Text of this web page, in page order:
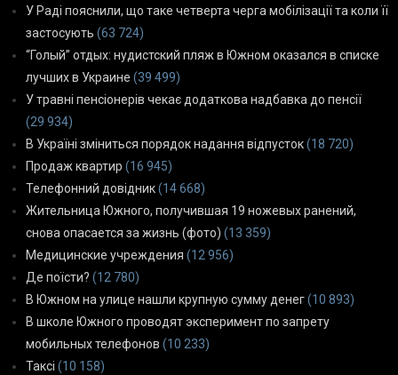
У Раді пояснили, що таке четверта черга мобілізації та коли її
застосують (63 724)
“Голый” отдых: нудистский пляж в Южном оказался в списке
лучших в Украине (39 499)
У травні пенсіонерів чекає додаткова надбавка до пенсії
(29 934)
В Україні зміниться порядок надання відпусток(18 720)
Продаж квартир (16 945)
Телефонний довідник(14 668)
Жительница Южного, получившая 19 ножевых ранений,
снова опасается за жизнь (фото) (13 359)
Медицинские учреждения (12 956)
Де поїсти? (12 780)
В Южном на улице нашли крупную сумму денег(10 893)
В школе Южного проводят эксперимент по запрету
мобильных телефонов (10 233)
Таксі (10 158)